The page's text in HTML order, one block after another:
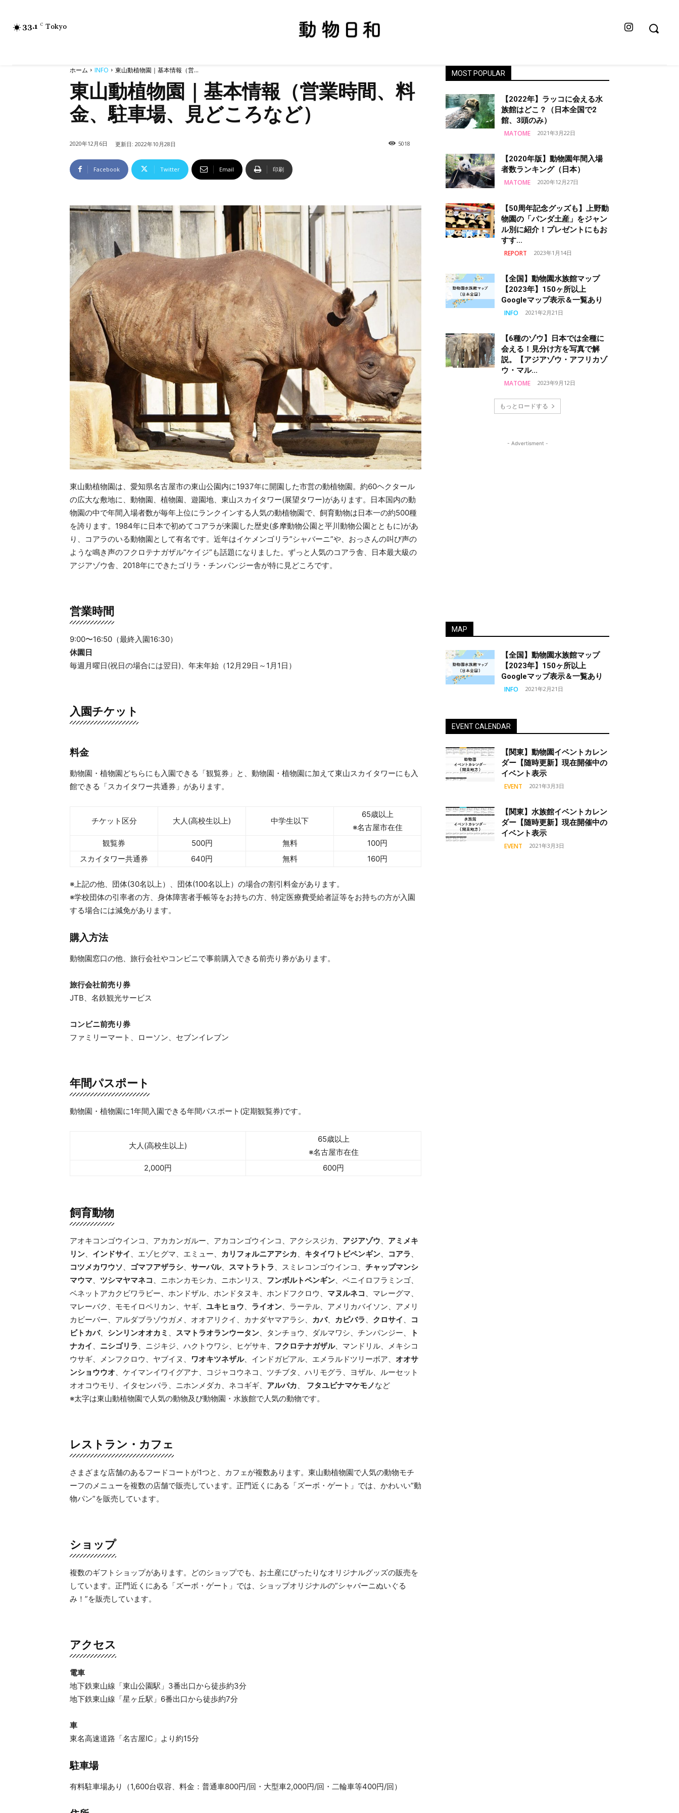
33.1 C Tokyo
ホーム INFO 東山動植物園｜基本情報（営...
東山動植物園｜基本情報（営業時間、料
金、駐車場、見どころなど）
2020年12月6日 更新日: 2022年10月28日 5018
Facebook Twitter Email 印刷
東山動植物園は、愛知県名古屋市の東山公園内に1937年に開園した市営の動植物園。約60ヘクタール
の広大な敷地に、動物園、植物園、遊園地、東山スカイタワー(展望タワー)があります。日本国内の動
物園の中で年間入場者数が毎年上位にランクインする人気の動植物園で、飼育動物は日本一の約500種
を誇ります。1984年に日本で初めてコアラが来園した歴史(多摩動物公園と平川動物公園とともに)があ
り、コアラのいる動物園として有名です。近年はイケメンゴリラ”シャバーニ”や、おっさんの叫び声の
ような鳴き声のフクロテナガザル”ケイジ”も話題になりました。ずっと人気のコアラ舎、日本最大級の
アジアゾウ舎、2018年にできたゴリラ・チンパンジー舎が特に見どころです。
営業時間
9:00〜16:50（最終入園16:30）
休園日
毎週月曜日(祝日の場合には翌日)、年末年始（12月29日～1月1日）
入園チケット
料金
動物園・植物園どちらにも入園できる「観覧券」と、動物園・植物園に加えて東山スカイタワーにも入
館できる「スカイタワー共通券」があります。
チケット区分 大人(高校生以上) 中学生以下
65歳以上
※名古屋市在住
観覧券
500円 無料
100円
スカイタワー共通券
640円 無料 160円
※上記の他、団体(30名以上）、団体(100名以上）の場合の割引料金があります。
※学校団体の引率者の方、身体障害者手帳等をお持ちの方、特定医療費受給者証等をお持ちの方が入園
する場合には減免があります。
購入方法
動物園窓口の他、旅行会社やコンビニで事前購入できる前売り券があります。
旅行会社前売り券
JTB、名鉄観光サービス
コンビニ前売り券
ファミリーマート、ローソン、セブンイレブン
年間パスポート
動物園・植物園に1年間入園できる年間パスポート(定期観覧券)です。
大人(高校生以上)
65歳以上
※名古屋市在住
2,000円
600円
飼育動物
アオキコンゴウインコ、アカカンガルー、アカコンゴウインコ、アクシスジカ、 アジアゾウ
アミメキ
リン
インドサイ 、エゾヒグマ、エミュー、 カリフォルニアアシカ キタイワトビペンギン コアラ
コツメカワウソ
ゴマフアザラシ サーバル、 スマトラトラ 、スミレコンゴウインコ、 チャップマンシ
マウマ
ツシマヤマネコ 、ニホンカモシカ、ニホンリス、 フンボルトペンギン 、ベニイロフラミンゴ、
ベネットアカクビワラビー、ホンドザル、ホンドタヌキ、ホンドフクロウ、 マヌルネコ
、マレーグマ、
マレーバク、モモイロペリカン、ヤギ、 ユキヒョウ ライオン 、ラーテル、アメリカバイソン、アメリ
カビーバー、アルダブラゾウガメ、オオアリクイ、カナダヤマアラシ、
カバ、 カピバラ クロサイ
コ
ビトカバ、 シンリンオオカミ スマトラオランウータン 、タンチョウ、ダルマワシ、チンパンジー、
ト
ナカイ
ニシゴリラ 、ニジキジ、ハクトウワシ、ヒゲサキ、 フクロテナガザル、マンドリル、メキシコ
ウサギ、メンフクロウ、ヤブイヌ、
ワオキツネザル、インドガビアル、エメラルドツリーボア、 オオサ
ンショウウオ 、ケイマンイワイグアナ、コジャコウネコ、ツチブタ、ハリモグラ、ヨザル、ルーセット
オオコウモリ、イタセンパラ、ニホンメダカ、ネコギギ、 アルパカ フタユビナマケモノなど
※太字は東山動植物園で人気の動物及び動物園・水族館で人気の動物です。
レストラン・カフェ
さまざまな店舗のあるフードコートが1つと、カフェが複数あります。東山動植物園で人気の動物モチ
ーフのメニューを複数の店舗で販売しています。正門近くにある「ズーボ・ゲート」では、かわいい”動
物パン”を販売しています。
ショップ
複数のギフトショップがあります。どのショップでも、お土産にぴったりなオリジナルグッズの販売を
しています。正門近くにある「ズーボ・ゲート」では、ショップオリジナルの”シャバーニぬいぐる
み！”を販売しています。
アクセス
電車
地下鉄東山線「東山公園駅」3番出口から徒歩約3分
地下鉄東山線「星ヶ丘駅」6番出口から徒歩約7分
車
東名高速道路「名古屋IC」より約15分
駐車場
有料駐車場あり（1,600台収容、料金：普通車800円/回・大型車2,000円/回・二輪車等400円/回）
MOST POPULAR
【2022年】ラッコに会える水
族館はどこ？（日本全国で2
館、3頭のみ）
MATOME 2021年3月22日
【2020年版】動物園年間入場
者数ランキング（日本）
MATOME 2020年12月27日
【50周年記念グッズも】上野動
物園の「パンダ土産」をジャン
ル別に紹介！プレゼントにもお
すす...
REPORT 2023年1月14日
【全国】動物園水族館マップ
【2023年】150ヶ所以上
Googleマップ表示＆一覧あり
INFO 2021年2月21日
【6種のゾウ】日本では全種に
会える！見分け方を写真で解
説。【アジアゾウ・アフリカゾ
ウ・マル...
MATOME 2023年9月12日
もっとロードする
- Advertisment -
MAP
【全国】動物園水族館マップ
【2023年】150ヶ所以上
Googleマップ表示＆一覧あり
INFO 2021年2月21日
EVENT CALENDAR
【関東】動物園イベントカレン
ダー【随時更新】現在開催中の
イベント表示
EVENT 2021年3月3日
【関東】水族館イベントカレン
ダー【随時更新】現在開催中の
イベント表示
EVENT 2021年3月3日